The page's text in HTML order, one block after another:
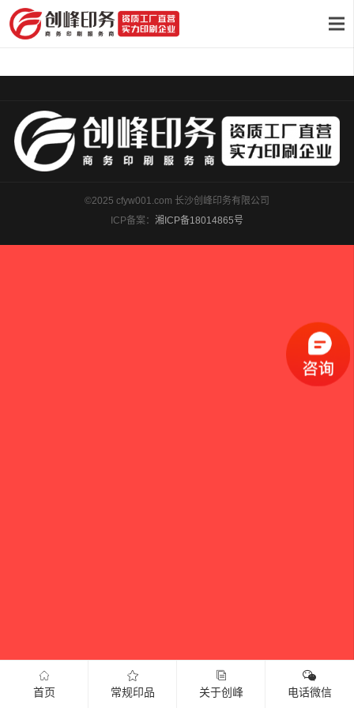
首页 常规印品 关于创峰 电话微信
©2025 cfyw001.com 长沙创峰印务有限公司
ICP备案： 湘ICP备18014865号